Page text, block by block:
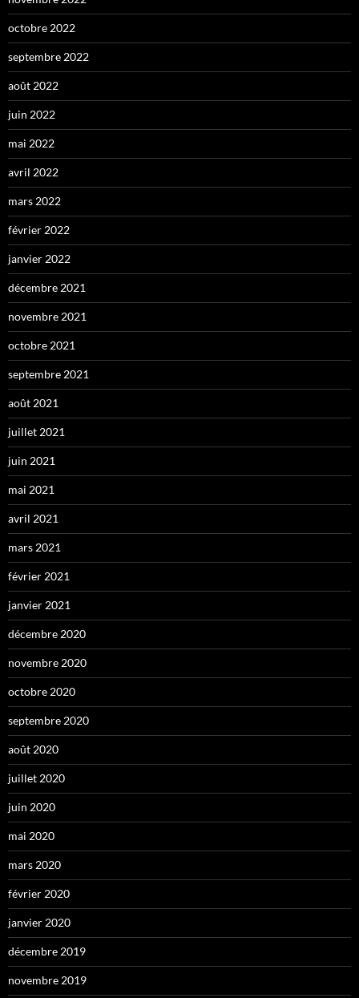
octobre 2022
septembre 2022
août 2022
juin 2022
mai 2022
avril 2022
mars 2022
février 2022
janvier 2022
décembre 2021
novembre 2021
octobre 2021
septembre 2021
août 2021
juillet 2021
juin 2021
mai 2021
avril 2021
mars 2021
février 2021
janvier 2021
décembre 2020
novembre 2020
octobre 2020
septembre 2020
août 2020
juillet 2020
juin 2020
mai 2020
mars 2020
février 2020
janvier 2020
décembre 2019
novembre 2019